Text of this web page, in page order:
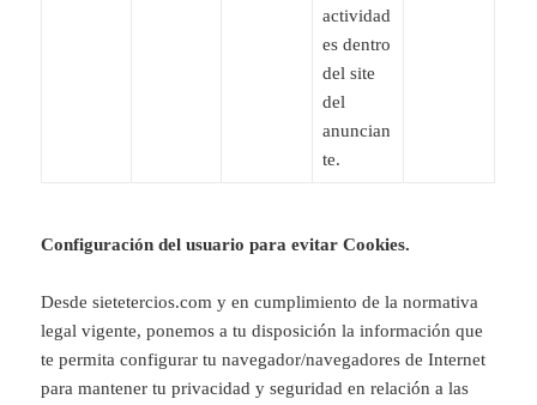
actividad
es dentro
del site
del
anuncian
te.
Configuración del usuario para evitar Cookies.
Desde sietetercios.com y en cumplimiento de la normativa
legal vigente, ponemos a tu disposición la información que
te permita configurar tu navegador/navegadores de Internet
para mantener tu privacidad y seguridad en relación a las